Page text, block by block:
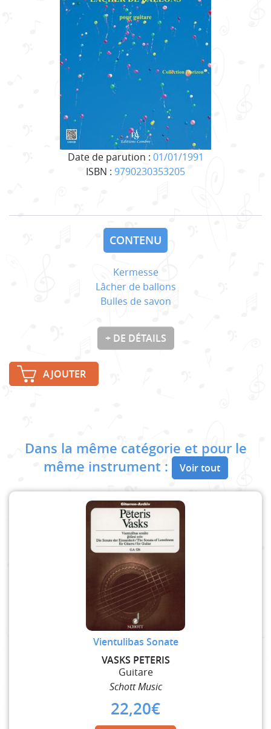
Date de parution : 01/01/1991
ISBN : 9790230353205
CONTENU
Kermesse
Lâcher de ballons
Bulles de savon
+ DE DÉTAILS
AJOUTER
Dans la même catégorie et pour le
même instrument :
Voir tout
Vientulibas Sonate
VASKS PETERIS
Guitare
Schott Music
22,20€